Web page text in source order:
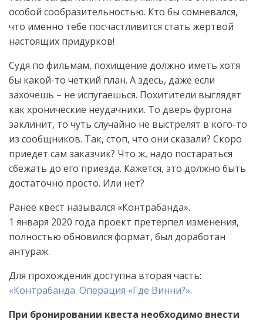
особой сообразительностью. Кто бы сомневался,
что именно тебе посчастливится стать жертвой
настоящих придурков!
Судя по фильмам, похищение должно иметь хотя
бы какой-то четкий план. А здесь, даже если
захочешь – не испугаешься. Похитители выглядят
как хронические неудачники. То дверь фургона
заклинит, то чуть случайно не выстрелят в кого-то
из сообщников. Так, стоп, что они сказали? Скоро
приедет сам заказчик? Что ж, надо постараться
сбежать до его приезда. Кажется, это должно быть
достаточно просто. Или нет?
Ранее квест назывался «Контрабанда».
1 января 2020 года проект претерпел изменения,
полностью обновился формат, был доработан
антураж.
Для прохождения доступна вторая часть:
«Контрабанда. Операция «Где Винни?».
При бронировании квеста необходимо внести